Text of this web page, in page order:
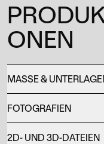
ONEN
MASSE & UNTERLAGEN
FOTOGRAFIEN
2D- UND 3D-DATEIEN